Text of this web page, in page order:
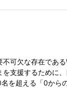
可欠な存在であ
を支援するために
を超える「0から